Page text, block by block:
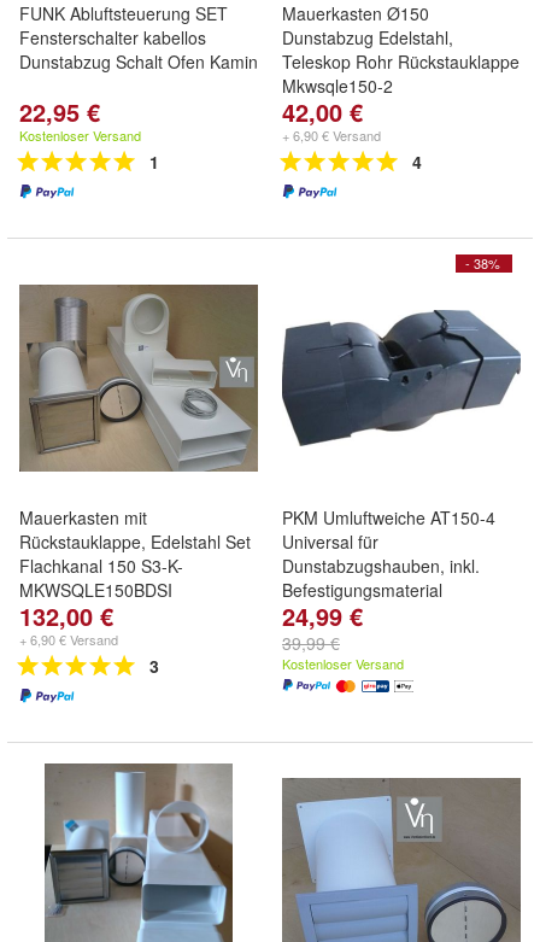
FUNK Abluftsteuerung SET
Fensterschalter kabellos
Dunstabzug Schalt Ofen Kamin
22,95 €
Kostenloser Versand
1
Mauerkasten Ø150
Dunstabzug Edelstahl,
Teleskop Rohr Rückstauklappe
Mkwsqle150-2
42,00 €
+ 6,90 € Versand
4
Mauerkasten mit
Rückstauklappe, Edelstahl Set
Flachkanal 150 S3-K-
MKWSQLE150BDSI
132,00 €
+ 6,90 € Versand
3
- 38%
PKM Umluftweiche AT150-4
Universal für
Dunstabzugshauben, inkl.
Befestigungsmaterial
24,99 €
39,99 €
Kostenloser Versand